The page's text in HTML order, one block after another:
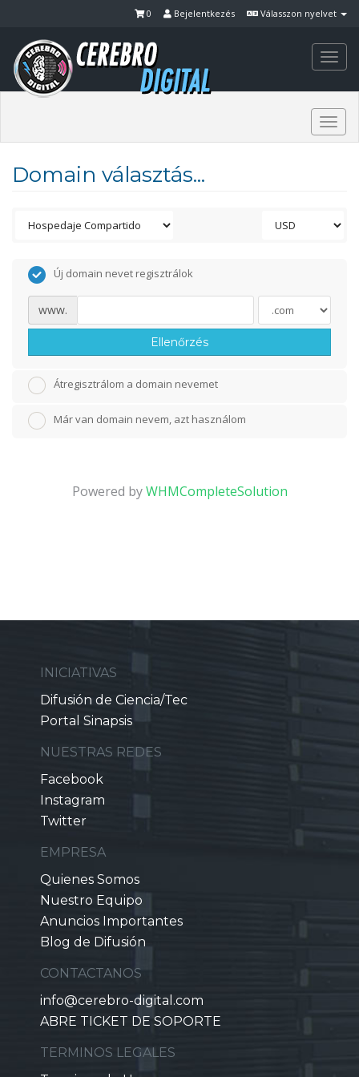
Válasszon nyelvet
Bejelentkezés
0
Domain választás...
Új domain nevet regisztrálok
www.
Ellenőrzés
Átregisztrálom a domain nevemet
Már van domain nevem, azt használom
Powered byWHMCompleteSolution
INICIATIVAS
Difusión de Ciencia/Tec
Portal Sinapsis
NUESTRAS REDES
Facebook
Instagram
Twitter
EMPRESA
Quienes Somos
Nuestro Equipo
Anuncios Importantes
Blog de Difusión
CONTACTANOS
info@cerebro-digital.com
ABRE TICKET DE SOPORTE
TERMINOS LEGALES